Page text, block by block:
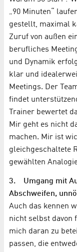
„90 Minuten“
gestellt, maximal
Zuruf von außen
berufliches
und Dynamik
klar und
Meetings. Der
findet
Trainer bewertet
Mir geht es nicht
machen. Mir ist
gleichgeschaltete
gewählten
3. Umgang mit
Abschweifen,
Auch das kennen
nicht selbst davon
mich daran zu
passen, die